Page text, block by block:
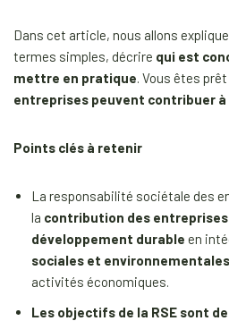
Dans cet article, nous allons
termes simples, décrire qui est
mettre en pratique. Vous êtes
entreprises peuvent contribuer
Points clés à retenir
La responsabilité sociétale des
la contribution des entreprises
développement durable en
sociales et environnementales
activités économiques.
Les objectifs de la RSE sont